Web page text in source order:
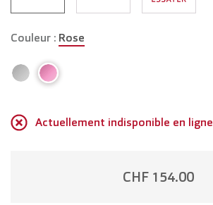
Couleur : Rose
Actuellement indisponible en ligne
CHF 154.00